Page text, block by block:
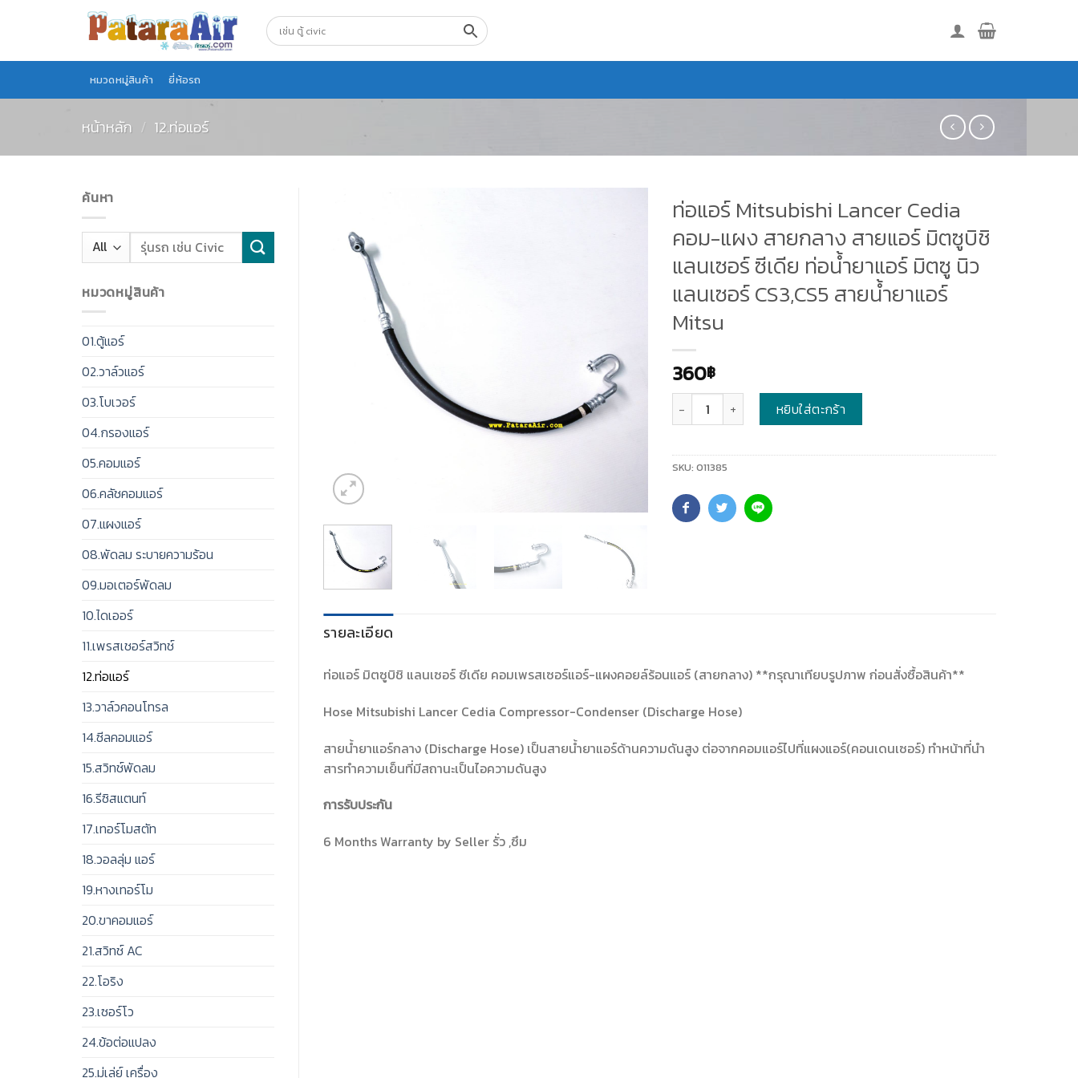
หมวดหมู่สินค้า ยี่ห้อรถ
หน้าหลัก / 12.ท่อแอร์
ค้นหา
หมวดหมู่สินค้า
01.ตู้แอร์
02.วาล์วแอร์
03.โบเวอร์
04.กรองแอร์
05.คอมแอร์
06.คลัชคอมแอร์
07.แผงแอร์
08.พัดลม ระบายความร้อน
09.มอเตอร์พัดลม
10.ไดเออร์
11.เพรสเชอร์สวิทช์
12.ท่อแอร์
13.วาล์วคอนโทรล
14.ซีลคอมแอร์
15.สวิทช์พัดลม
16.รีซิสแตนท์
17.เทอร์โมสตัท
18.วอลลุ่ม แอร์
19.หางเทอร์โม
20.ขาคอมแอร์
21.สวิทช์ AC
22.โอริง
23.เซอร์โว
24.ข้อต่อแปลง
25.มู่เล่ย์ เครื่อง
ท่อแอร์ Mitsubishi Lancer Cedia
คอม-แผง สายกลาง สายแอร์ มิตซูบิชิ
แลนเซอร์ ซีเดีย ท่อน้ำยาแอร์ มิตซู นิว
แลนเซอร์ CS3,CS5 สายน้ำยาแอร์
Mitsu
360฿
หยิบใส่ตะกร้า
SKU: 011385
รายละเอียด
ท่อแอร์ มิตซูบิชิ แลนเซอร์ ซีเดีย คอมเพรสเซอร์แอร์-แผงคอยล์ร้อนแอร์ (สายกลาง) **กรุณาเทียบรูปภาพ ก่อนสั่งซื้อสินค้า**
Hose Mitsubishi Lancer Cedia Compressor-Condenser (Discharge Hose)
สายน้ำยาแอร์กลาง (Discharge Hose) เป็นสายน้ำยาแอร์ด้านความดันสูง ต่อจากคอมแอร์ไปที่แผงแอร์(คอนเดนเซอร์) ทำหน้าที่นำ
สารทำความเย็นที่มีสถานะเป็นไอความดันสูง
การรับประกัน
6 Months Warranty by Seller รั่ว ,ซึม